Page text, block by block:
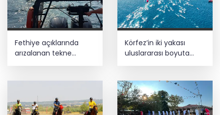
Fethiye açıklarında
arızalanan tekne
Körfez’in iki yakası
uluslararası boyuta